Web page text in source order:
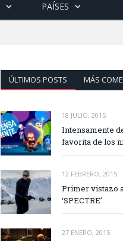
PAÍSES
ÚLTIMOS POSTS MÁS
18 JULIO, 2015
Intensamente
favorita de los
12 FEBRERO, 2015
Primer vistazo
‘SPECTRE’
27 ENERO, 2015